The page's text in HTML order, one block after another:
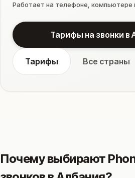
Работает на телефоне, компьютере
Тарифы на звонки в
Тарифы Все страны
Почему выбирают